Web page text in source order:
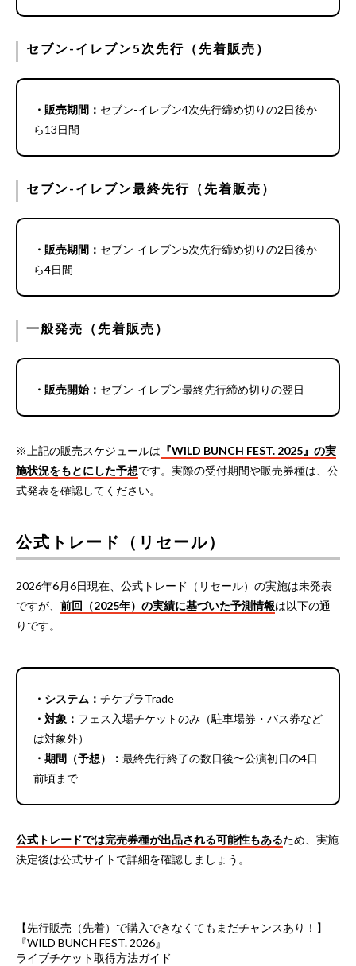
セブン-イレブン5次先行（先着販売）
・販売期間： セブン-イレブン4次先行締め切りの2日後か
ら13日間
セブン-イレブン最終先行（先着販売）
・販売期間： セブン-イレブン5次先行締め切りの2日後か
ら4日間
一般発売（先着販売）
・販売開始： セブン-イレブン最終先行締め切りの翌日
※上記の販売スケジュールは 『WILD BUNCH FEST. 2025』の実
施状況をもとにした予想です。実際の受付期間や販売券種は、公
式発表を確認してください。
公式トレード（リセール）
2026年6月6日現在、公式トレード（リセール）の実施は未発表
ですが、 前回（2025年）の実績に基づいた予測情報は以下の通
りです。
・システム： チケプラTrade
・対象： フェス入場チケットのみ（駐車場券・バス券など
は対象外）
・期間（予想）： 最終先行終了の数日後〜公演初日の4日
前頃まで
公式トレードでは完売券種が出品される可能性もあるため、実施
決定後は公式サイトで詳細を確認しましょう。
【先行販売（先着）で購入できなくてもまだチャンスあり！】
『WILD BUNCH FEST. 2026』
ライブチケット取得方法ガイド